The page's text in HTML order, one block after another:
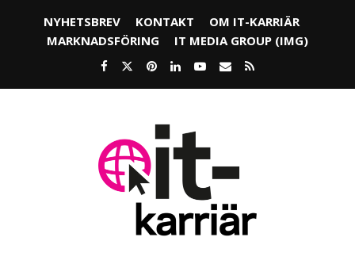
NYHETSBREV KONTAKT
OM IT-KARRIÄR
MARKNADSFÖRING
IT MEDIA GROUP (IMG)